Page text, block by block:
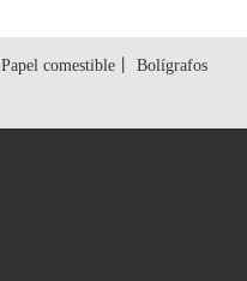
Papel comestible
Bolígrafos